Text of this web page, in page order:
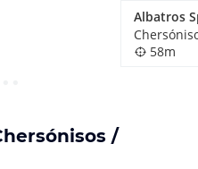
58m
/